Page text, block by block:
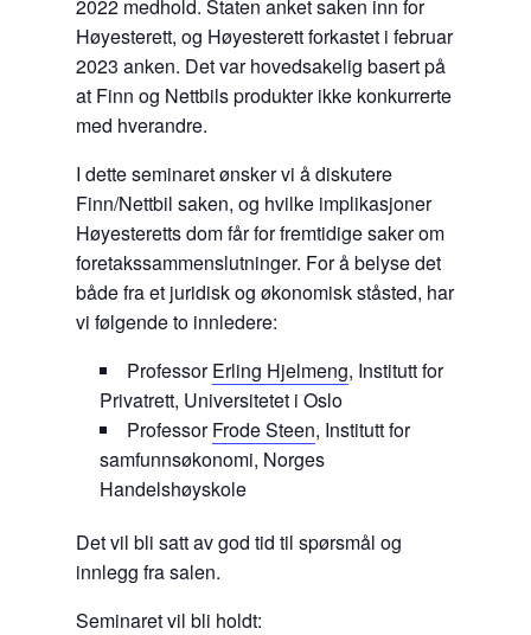
2022 medhold. Staten anket saken inn for
Høyesterett, og Høyesterett forkastet i februar
2023 anken. Det var hovedsakelig basert på
at Finn og Nettbils produkter ikke konkurrerte
med hverandre.
I dette seminaret ønsker vi å diskutere
Finn/Nettbil saken, og hvilke implikasjoner
Høyesteretts dom får for fremtidige saker om
foretakssammenslutninger. For å belyse det
både fra et juridisk og økonomisk ståsted, har
vi følgende to innledere:
ProfessorErling Hjelmeng, Institutt for
Privatrett, Universitetet i Oslo
ProfessorFrode Steen, Institutt for
samfunnsøkonomi, Norges
Handelshøyskole
Det vil bli satt av god tid til spørsmål og
innlegg fra salen.
Seminaret vil bli holdt: